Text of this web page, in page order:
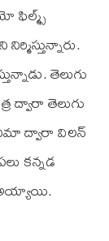
ఫిల్మ్స్
తెలుగు
ద్వారా తెలుగు
ద్వారా విలన్
కన్నడ
అయ్యాయి.